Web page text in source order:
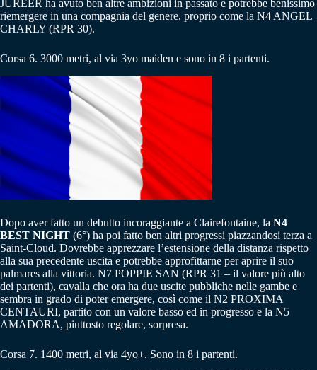
JUREER ha avuto ben altre ambizioni in passato e potrebbe benissimo
riemergere in una compagnia del genere, proprio come la N4 ANGEL
CHARLY (RPR 30).
Corsa 6. 3000 metri, al via 3yo maiden e sono in 8 i partenti.
Dopo aver fatto un debutto incoraggiante a Clairefontaine, la N4
BEST NIGHT (6°) ha poi fatto ben altri progressi piazzandosi terza a
Saint-Cloud. Dovrebbe apprezzare l’estensione della distanza rispetto
alla sua precedente uscita e potrebbe approfittarne per aprire il suo
palmares alla vittoria. N7 POPPIE SAN (RPR 31 – il valore più alto
dei partenti), cavalla che ora ha due uscite pubbliche nelle gambe e
sembra in grado di poter emergere, così come il N2 PROXIMA
CENTAURI, partito con un valore basso ed in progresso e la N5
AMADORA, piuttosto regolare, sorpresa.
Corsa 7. 1400 metri, al via 4yo+. Sono in 8 i partenti.